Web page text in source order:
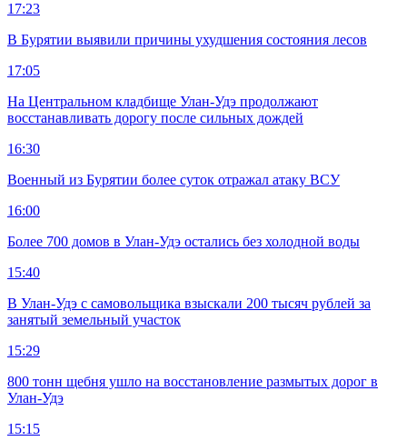
17:23
В Бурятии выявили причины ухудшения состояния лесов
17:05
На Центральном кладбище Улан-Удэ продолжают
восстанавливать дорогу после сильных дождей
16:30
Военный из Бурятии более суток отражал атаку ВСУ
16:00
Более 700 домов в Улан-Удэ остались без холодной воды
15:40
В Улан-Удэ с самовольщика взыскали 200 тысяч рублей за
занятый земельный участок
15:29
800 тонн щебня ушло на восстановление размытых дорог в
Улан-Удэ
15:15